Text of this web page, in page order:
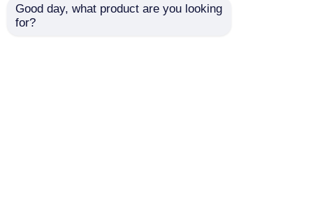
Control de luz solar
Rollo de tinte nano
Good day, what product are you looking
for?